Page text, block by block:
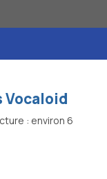
Vocaloid
: environ 6